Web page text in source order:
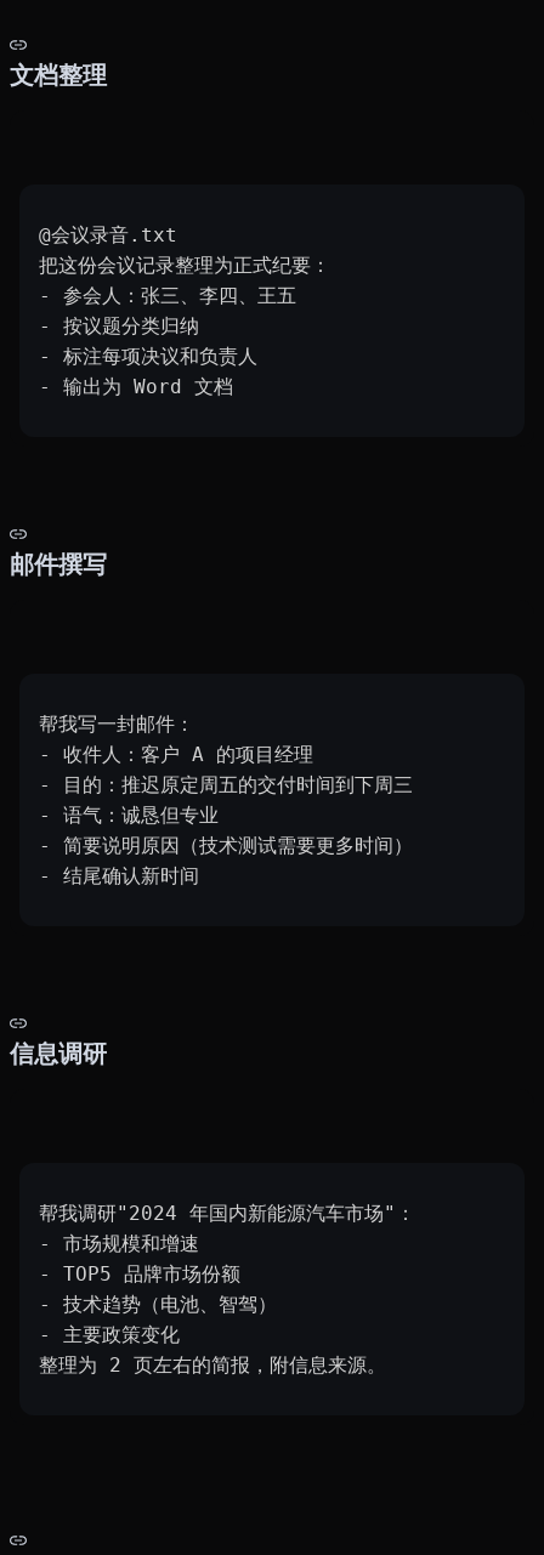
文档整理
@会议录音.txt
把这份会议记录整理为正式纪要：
- 参会人：张三、李四、王五
- 按议题分类归纳
- 标注每项决议和负责人
- 输出为 Word 文档
邮件撰写
帮我写一封邮件：
- 收件人：客户 A 的项目经理
- 目的：推迟原定周五的交付时间到下周三
- 语气：诚恳但专业
- 简要说明原因（技术测试需要更多时间）
- 结尾确认新时间
信息调研
帮我调研"2024 年国内新能源汽车市场"：
- 市场规模和增速
- TOP5 品牌市场份额
- 技术趋势（电池、智驾）
- 主要政策变化
整理为 2 页左右的简报，附信息来源。